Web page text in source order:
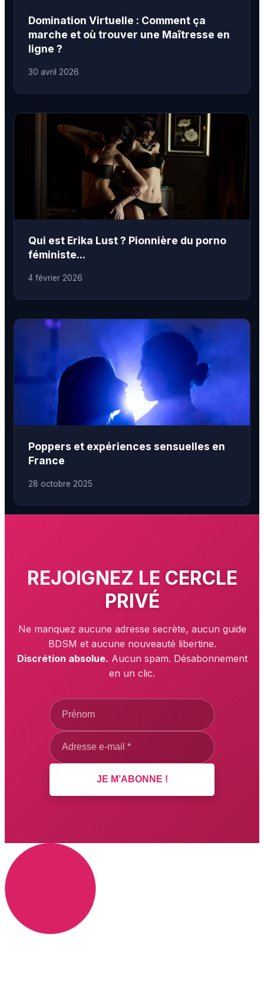
Domination Virtuelle : Comment ça
marche et où trouver une Maîtresse en
ligne ?
30 avril 2026
Qui est Erika Lust ? Pionnière du porno
féministe...
4 février 2026
Poppers et expériences sensuelles en
France
28 octobre 2025
REJOIGNEZ LE CERCLE
PRIVÉ
Ne manquez aucune adresse secrète, aucun guide
BDSM et aucune nouveauté libertine.
Discrétion absolue. Aucun spam. Désabonnement
en un clic.